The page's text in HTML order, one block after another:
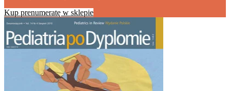
Kup prenumeratę w sklepie